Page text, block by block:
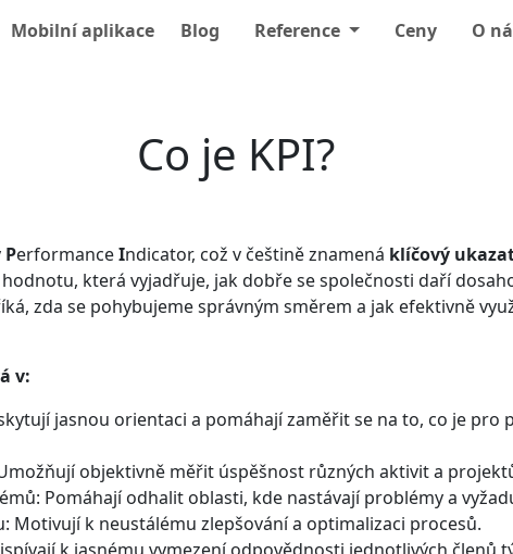
Mobilní aplikace Blog Reference Ceny O
Co je KPI?
PerformanceIndicator, což v češtině znamená klíčový
která vyjadřuje, jak dobře se společnosti daří
zda se pohybujeme správným směrem a jak efektivně
v:
jasnou orientaci a pomáhají zaměřit se na to, co je pro
objektivně měřit úspěšnost různých aktivit a
Pomáhají odhalit oblasti, kde nastávají problémy a
Motivují k neustálému zlepšování a optimalizaci procesů.